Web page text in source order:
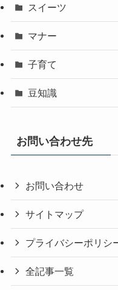
スイーツ
マナー
子育て
豆知識
お問い合わせ先
お問い合わせ
サイトマップ
プライバシーポリシ
全記事一覧